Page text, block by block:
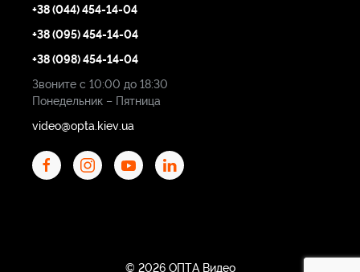
+38 (044) 454-14-04
+38 (095) 454-14-04
+38 (098) 454-14-04
Звоните с 10:00 до 18:30
Понедельник – Пятница
video@opta.kiev.ua
© 2026 ОПТА Видео